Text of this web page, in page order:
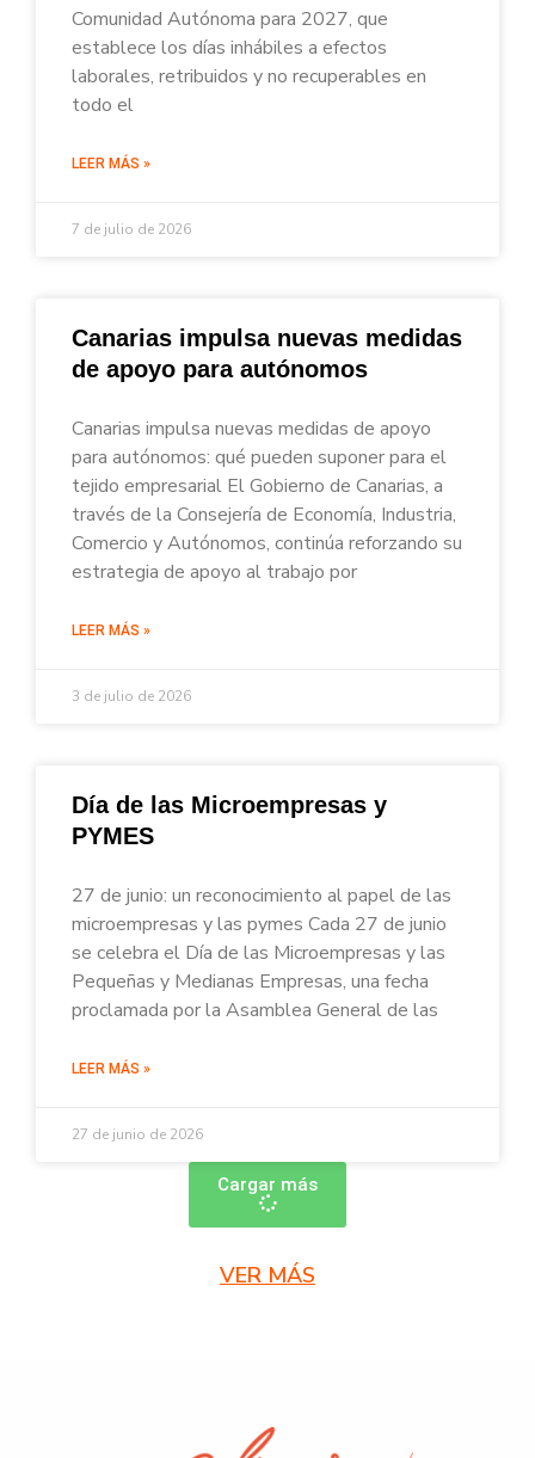
Comunidad Autónoma para 2027, que
establece los días inhábiles a efectos
laborales, retribuidos y no recuperables en
todo el
LEER MÁS »
7 de julio de 2026
Canarias impulsa nuevas medidas
de apoyo para autónomos
Canarias impulsa nuevas medidas de apoyo
para autónomos: qué pueden suponer para el
tejido empresarial El Gobierno de Canarias, a
través de la Consejería de Economía, Industria,
Comercio y Autónomos, continúa reforzando su
estrategia de apoyo al trabajo por
LEER MÁS »
3 de julio de 2026
Día de las Microempresas y
PYMES
27 de junio: un reconocimiento al papel de las
microempresas y las pymes Cada 27 de junio
se celebra el Día de las Microempresas y las
Pequeñas y Medianas Empresas, una fecha
proclamada por la Asamblea General de las
LEER MÁS »
27 de junio de 2026
Cargar más
VER MÁS